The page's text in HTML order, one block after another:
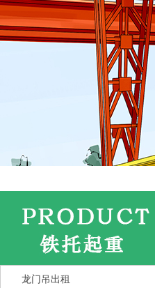
龙门吊出租